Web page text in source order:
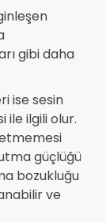
gibi daha
ise sesin
ile ilgili olur.
güçlüğü
bozukluğu
ve